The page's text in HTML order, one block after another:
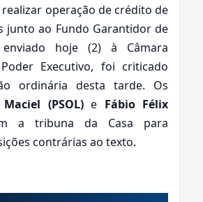
operação de crédito de
junto ao Fundo Garantidor de
enviado hoje (2) à Câmara
Executivo, foi criticado
ordinária desta tarde. Os
(PSOL) e Fábio Félix
a tribuna da Casa para
contrárias ao texto.